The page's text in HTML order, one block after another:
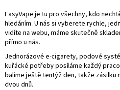
EasyVape je tu pro všechny, kdo
hledáním. U nás si vyberete rychle,
vidíte na webu, máme skutečně
přímo u nás.
Jednorázové e-cigarety, podové
kuřácké potřeby posíláme každý
balíme ještě tentýž den, takže zásilku
dvou dnů.